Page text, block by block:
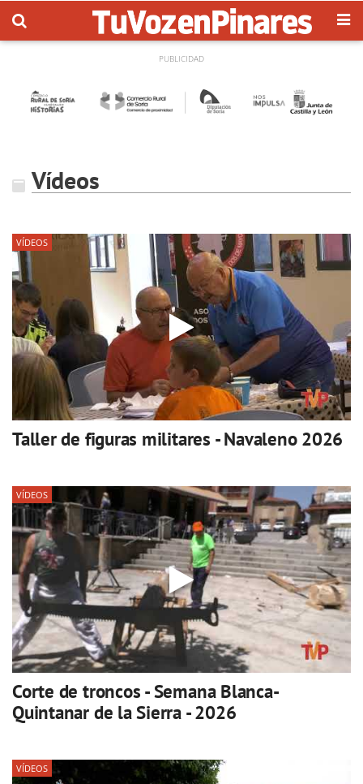
Vídeos
VÍDEOS
Taller de figuras militares - Navaleno 2026
VÍDEOS
Corte de troncos - Semana Blanca-
Quintanar de la Sierra - 2026
VÍDEOS